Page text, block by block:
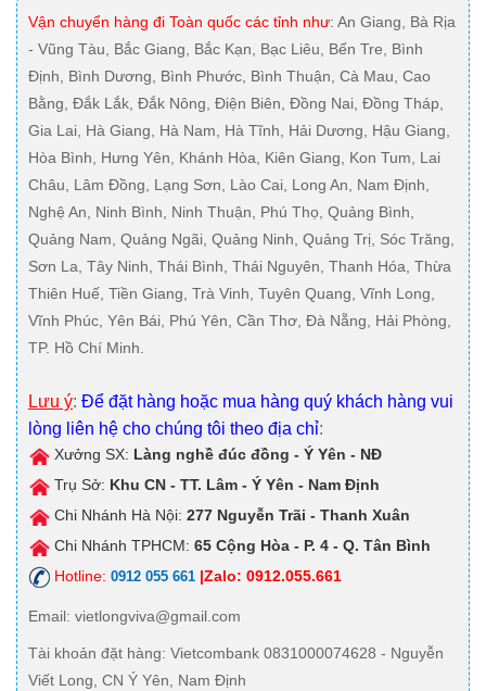
Vận chuyển hàng đi Toàn quốc các tỉnh như: An Giang, Bà Rịa
- Vũng Tàu, Bắc Giang, Bắc Kạn, Bạc Liêu, Bến Tre, Bình
Định, Bình Dương, Bình Phước, Bình Thuận, Cà Mau, Cao
Bằng, Đắk Lắk, Đắk Nông, Điện Biên, Đồng Nai, Đồng Tháp,
Gia Lai, Hà Giang, Hà Nam, Hà Tĩnh, Hải Dương, Hậu Giang,
Hòa Bình, Hưng Yên, Khánh Hòa, Kiên Giang, Kon Tum, Lai
Châu, Lâm Đồng, Lạng Sơn, Lào Cai, Long An, Nam Định,
Nghệ An, Ninh Bình, Ninh Thuận, Phú Thọ, Quảng Bình,
Quảng Nam, Quảng Ngãi, Quảng Ninh, Quảng Trị, Sóc Trăng,
Sơn La, Tây Ninh, Thái Bình, Thái Nguyên, Thanh Hóa, Thừa
Thiên Huế, Tiền Giang, Trà Vinh, Tuyên Quang, Vĩnh Long,
Vĩnh Phúc, Yên Bái, Phú Yên, Cần Thơ, Đà Nẵng, Hải Phòng,
TP. Hồ Chí Minh.
Lưu ý: Để đặt hàng hoặc mua hàng quý khách hàng vui
lòng liên hệ cho chúng tôi theo địa chỉ:
Xưởng SX: Làng nghề đúc đồng - Ý Yên - NĐ
Trụ Sở: Khu CN - TT. Lâm - Ý Yên - Nam Định
Chi Nhánh Hà Nội: 277 Nguyễn Trãi - Thanh Xuân
Chi Nhánh TPHCM: 65 Cộng Hòa - P. 4 - Q. Tân Bình
Hotline: 0912 055 661 |Zalo: 0912.055.661
Email: vietlongviva@gmail.com
Tài khoản đặt hàng: Vietcombank 0831000074628 - Nguyễn
Viết Long, CN Ý Yên, Nam Định